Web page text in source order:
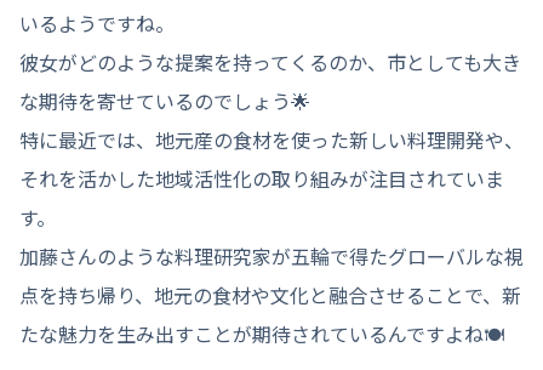
いるようですね。
彼女がどのような提案を持ってくるのか、市としても大き
な期待を寄せているのでしょう🌟
特に最近では、地元産の食材を使った新しい料理開発や、
それを活かした地域活性化の取り組みが注目されていま
す。
加藤さんのような料理研究家が五輪で得たグローバルな視
点を持ち帰り、地元の食材や文化と融合させることで、新
たな魅力を生み出すことが期待されているんですよね🍽️